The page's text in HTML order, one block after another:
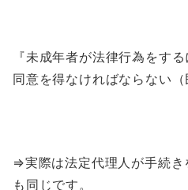
『未成年者が法律行為をす
同意を得なければならない（
⇒実際は法定代理人が手続き
も同じです。